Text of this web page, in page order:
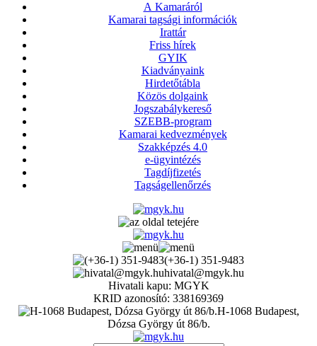
A Kamaráról
Kamarai tagsági információk
Irattár
Friss hírek
GYIK
Kiadványaink
Hirdetőtábla
Közös dolgaink
Jogszabálykereső
SZEBB-program
Kamarai kedvezmények
Szakképzés 4.0
e-ügyintézés
Tagdíjfizetés
Tagságellenőrzés
(+36-1) 351-9483
hivatal@mgyk.hu
Hivatali kapu: MGYK
KRID azonosító: 338169369
H-1068 Budapest,
Dózsa György út 86/b.